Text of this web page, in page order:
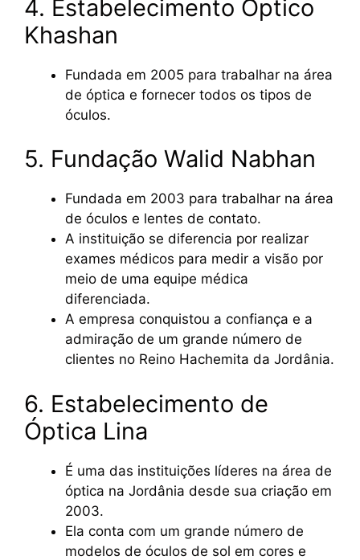
4. Estabelecimento Óptico
Khashan
Fundada em 2005 para trabalhar na área
de óptica e fornecer todos os tipos de
óculos.
5. Fundação Walid Nabhan
Fundada em 2003 para trabalhar na área
de óculos e lentes de contato.
A instituição se diferencia por realizar
exames médicos para medir a visão por
meio de uma equipe médica
diferenciada.
A empresa conquistou a confiança e a
admiração de um grande número de
clientes no Reino Hachemita da Jordânia.
6. Estabelecimento de
Óptica Lina
É uma das instituições líderes na área de
óptica na Jordânia desde sua criação em
2003.
Ela conta com um grande número de
modelos de óculos de sol em cores e